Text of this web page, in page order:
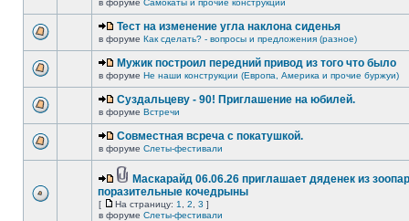
в форуме Самокаты и прочие конструкции
Тест на изменение угла наклона сиденья
в форуме Как сделать? - вопросы и предложения (разное)
Мужик построил передний привод из того что было
в форуме Не наши конструкции (Европа, Америка и прочие буржуи)
Суздальцеву - 90! Приглашение на юбилей.
в форуме Встречи
Совместная всреча с покатушкой.
в форуме Слеты-фестивали
Маскарайд 06.06.26 приглашает дяденек из
поразительные кочедрыны
[ На страницу: 1 2 3 ]
в форуме Слеты-фестивали